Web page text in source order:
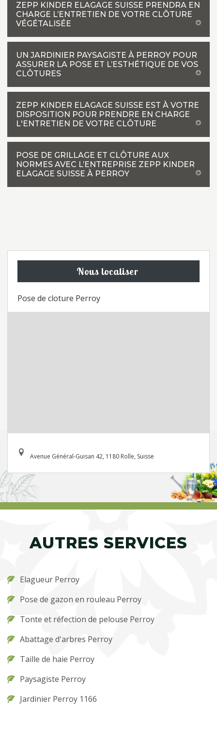
ZEPP KINDER ELAGAGE SUISSE PRENDRA EN
CHARGE L’ENTRETIEN DE VOTRE CLÔTURE
VÉGÉTALISÉE
UN JARDINIER PAYSAGISTE À PERROY POUR
ASSURER LA POSE ET L’ESTHÉTIQUE DE VOS
CLÔTURES
ZEPP KINDER ELAGAGE SUISSE EST À VOTRE
DISPOSITION POUR PRENDRE EN CHARGE
L'ENTRETIEN DE VOTRE CLÔTURE
POSE DE GRILLAGE ET CLÔTURE AUX
NORMES AVEC L’ENTREPRISE ZEPP KINDER
ELAGAGE SUISSE À PERROY
Nous localiser
Pose de cloture Perroy
Avenue Général-Guisan 42, 1180 Rolle, Suisse
AUTRES SERVICES
Elagueur Perroy
Pose de gazon en rouleau Perroy
Tonte et réfection de pelouse Perroy
Abattage d'arbres Perroy
Taille de haie Perroy
Paysagiste Perroy
Jardinier Perroy 1166